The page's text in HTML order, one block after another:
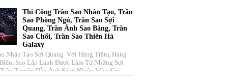
Thi Công Trần Sao Nhân Tạo, Trần
Sao Phòng Ngủ, Trần Sao Sợi
Quang, Trần Ánh Sao Băng, Trần
Sao Chổi, Trần Sao Thiên Hà
Galaxy
Nhân Tạo Sợi Quang Với Hàng Trăm, Hàng
Sao Lấp Lánh Được Làm Từ Những Sợi
Truyền Dẫn Ánh Sáng Nhiều Màu Sắc ...